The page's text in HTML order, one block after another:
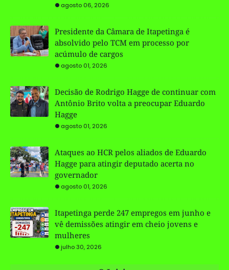
agosto 06, 2026
Presidente da Câmara de Itapetinga é
absolvido pelo TCM em processo por
acúmulo de cargos
agosto 01, 2026
Decisão de Rodrigo Hagge de continuar com
Antônio Brito volta a preocupar Eduardo
Hagge
agosto 01, 2026
Ataques ao HCR pelos aliados de Eduardo
Hagge para atingir deputado acerta no
governador
agosto 01, 2026
Itapetinga perde 247 empregos em junho e
vê demissões atingir em cheio jovens e
mulheres
julho 30, 2026